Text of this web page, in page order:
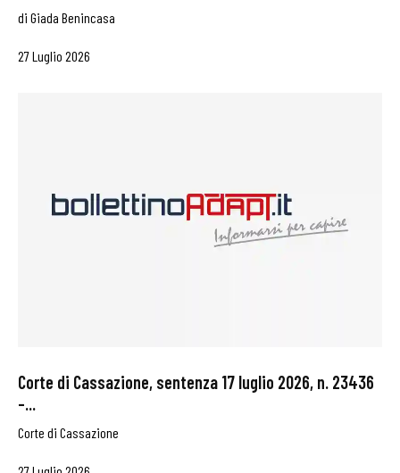
di Giada Benincasa
27 Luglio 2026
Corte di Cassazione, sentenza 17 luglio 2026, n. 23436
–...
Corte di Cassazione